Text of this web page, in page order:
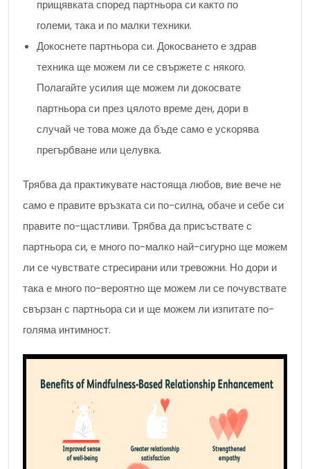
прищявката според партньора си както по
големи, така и по малки техники.
Докоснете партньора си. Докосването е здрав
техника ще можем ли се свържете с някого.
Полагайте усилия ще можем ли докосвате
партньора си през цялото време ден, дори в
случай че това може да бъде само е ускорява
прегърбване или целувка.
Трябва да практикувате настояща любов, вие вече не
само е правите връзката си по-силна, обаче и себе си
правите по-щастливи. Трябва да присъствате с
партньора си, е много по-малко най-сигурно ще можем
ли се чувствате стресирани или тревожни. Но дори и
така е много по-вероятно ще можем ли се почувствате
свързан с партньора си и ще можем ли изпитате по-
голяма интимност.